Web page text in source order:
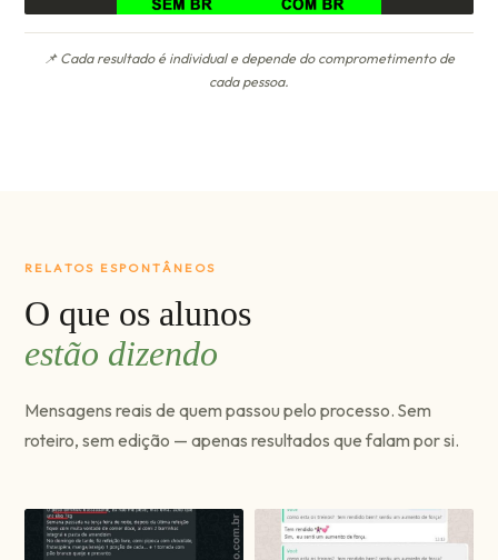
📌 Cada resultado é individual e depende do comprometimento de
cada pessoa.
RELATOS ESPONTÂNEOS
O que os alunos
estão dizendo
Mensagens reais de quem passou pelo processo. Sem
roteiro, sem edição — apenas resultados que falam por si.